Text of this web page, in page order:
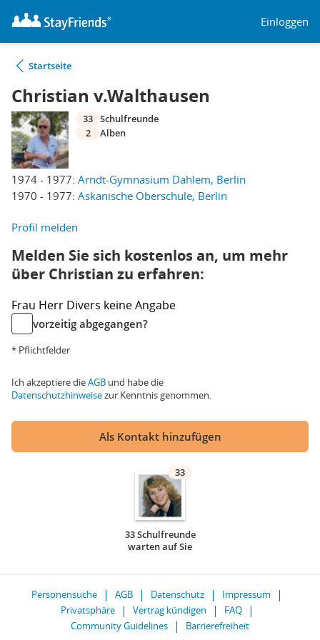
Einloggen
Startseite
Christian v.Walthausen
1974 - 1977: Arndt-Gymnasium Dahlem, Berlin
1970 - 1977: Askanische Oberschule, Berlin
33 Schulfreunde
2
Alben
Profil melden
Melden Sie sich kostenlos an, um mehr
über Christian zu erfahren:
Frau Herr Divers keine Angabe
vorzeitig abgegangen?
* Pflichtfelder
Ich akzeptiere dieAGB und habe die
Datenschutzhinweisezur Kenntnis genommen.
Als Kontakt hinzufügen
33
33 Schulfreunde
warten auf Sie
Personensuche AGB Datenschutz
Impressum
Privatsphäre
Vertrag kündigen
FAQ
Community Guidelines
Barrierefreiheit